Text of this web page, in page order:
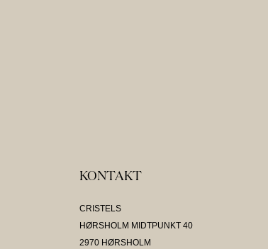
KONTAKT
CRISTELS
HØRSHOLM MIDTPUNKT 40
2970 HØRSHOLM